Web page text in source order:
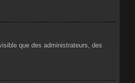
que des administrateurs, des